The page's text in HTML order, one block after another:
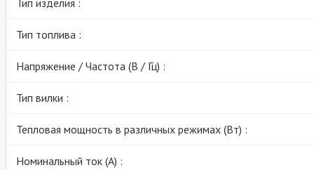
Тип изделия :
Тип топлива :
Напряжение / Частота (В / Гц) :
Тип вилки :
Тепловая мощность в различных режимах (Вт) :
Номинальный ток (А) :